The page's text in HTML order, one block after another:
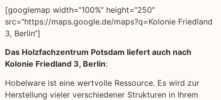
[googlemap width=“100%“ height=“250″
src=“https://maps.google.de/maps?q=Kolonie Friedland
3, Berlin“]
Das Holzfachzentrum Potsdam liefert auch nach
Kolonie Friedland 3, Berlin:
Hobelware ist eine wertvolle Ressource. Es wird zur
Herstellung vieler verschiedener Strukturen in Ihrem